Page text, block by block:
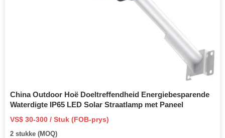
China Outdoor Hoë Doeltreffendheid Energiebesparende
Waterdigte IP65 LED Solar Straatlamp met Paneel
VS$ 30-300 / Stuk (FOB-prys)
2 stukke (MOQ)